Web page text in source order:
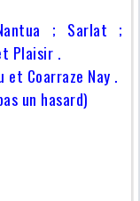
; Sarlat ;
Plaisir .
et Coarraze Nay .
un hasard)